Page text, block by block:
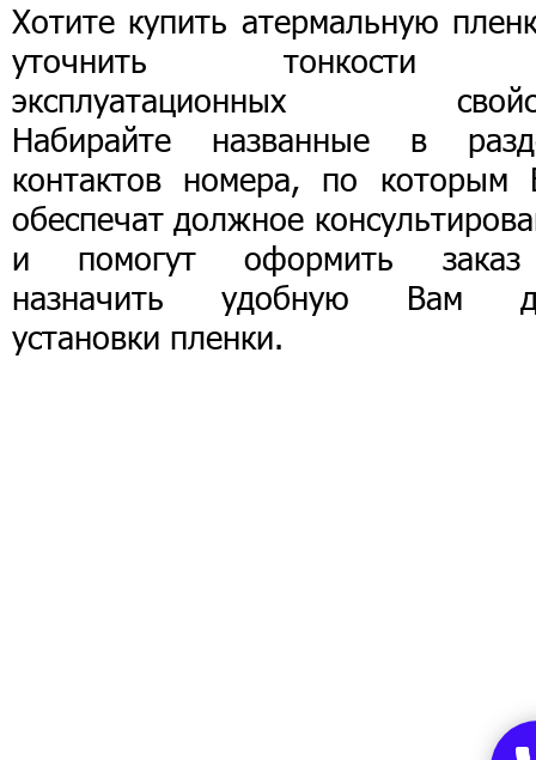
Хотите купить атермальную
уточнить тонкости
эксплуатационных
Набирайте названные в
контактов номера, по которым
обеспечат должное
и помогут оформить
назначить удобную Вам
установки пленки.